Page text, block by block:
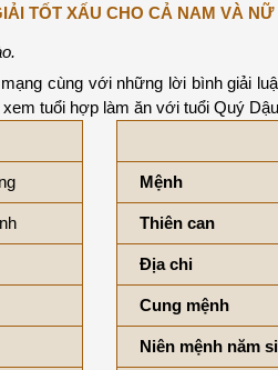
TỐT XẤU CHO CẢ NAM VÀ NỮ
cùng với những lời bình giải
tuổi hợp làm ăn với tuổi Quý
Mệnh
Thiên can
Địa chi
Cung mệnh
Niên mệnh năm